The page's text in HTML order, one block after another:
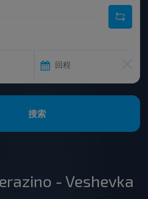
回程
搜索
- Veshevka